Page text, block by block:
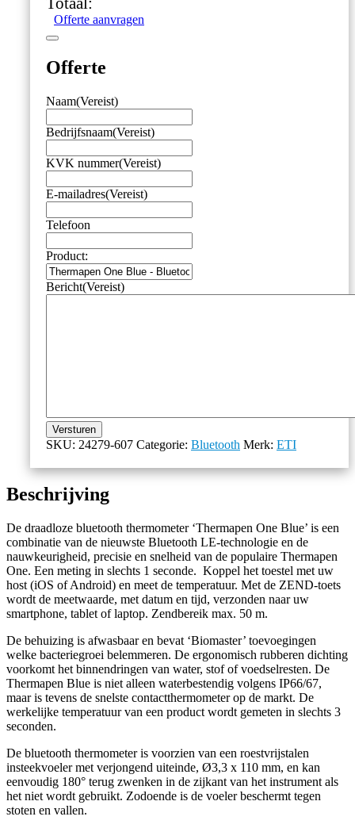
Thermometer
Meting
1
Offerte aanvragen
Offerte
Naam(Vereist)
Bedrijfsnaam(Vereist)
KVK nummer(Vereist)
E-mailadres(Vereist)
Telefoon
Product:
Bericht(Vereist)
Versturen
SKU: 24279-607 Categorie: Bluetooth Merk: ETI
Beschrijving
De draadloze bluetooth thermometer ‘Thermapen One Blue’ is een
combinatie van de nieuwste Bluetooth LE-technologie en de
nauwkeurigheid, precisie en snelheid van de populaire Thermapen
One. Een meting in slechts 1 seconde. Koppel het toestel met uw
host (iOS of Android) en meet de temperatuur. Met de ZEND-toets
wordt de meetwaarde, met datum en tijd, verzonden naar uw
smartphone, tablet of laptop. Zendbereik max. 50 m.
De behuizing is afwasbaar en bevat ‘Biomaster’ toevoegingen
welke bacteriegroei belemmeren. De ergonomisch rubberen dichting
voorkomt het binnendringen van water, stof of voedselresten. De
Thermapen Blue is niet alleen waterbestendig volgens IP66/67,
maar is tevens de snelste contactthermometer op de markt. De
werkelijke temperatuur van een product wordt gemeten in slechts 3
seconden.
De bluetooth thermometer is voorzien van een roestvrijstalen
insteekvoeler met verjongend uiteinde, Ø3,3 x 110 mm, en kan
eenvoudig 180° terug zwenken in de zijkant van het instrument als
het niet wordt gebruikt. Zodoende is de voeler beschermt tegen
stoten en vallen.